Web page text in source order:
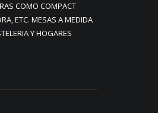
COMO COMPACT
ETC. MESAS A MEDIDA
Y HOGARES